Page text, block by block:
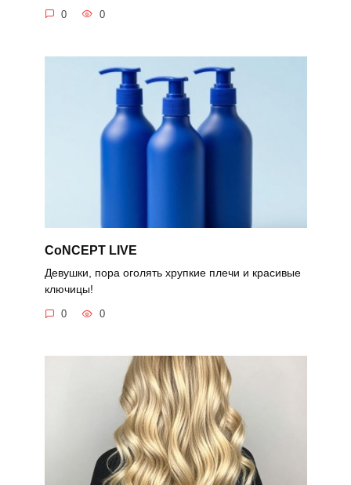
0 0
CoNCEPT LIVE
Девушки, пора оголять хрупкие плечи и красивые
ключицы!
0 0